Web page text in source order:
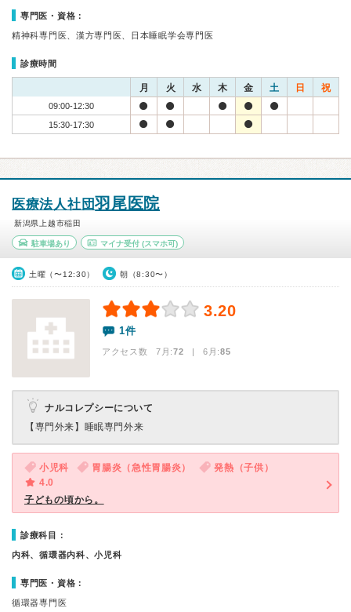
専門医・資格：
精神科専門医、漢方専門医、日本睡眠学会専門医
診療時間
月 火 水 木 金 土 日 祝
09:00-12:30
15:30-17:30
医療法人社団羽尾医院
新潟県上越市稲田
駐車場あり マイナ受付(スマホ可)
土曜（〜12:30） 朝（8:30〜）
3.20
1件
アクセス数 7月:72 | 6月:85
ナルコレプシーについて
【専門外来】 睡眠専門外来
小児科 胃腸炎（急性胃腸炎）
発熱（子供）
4.0
子どもの頃から。
診療科目：
内科、循環器内科、小児科
専門医・資格：
循環器専門医